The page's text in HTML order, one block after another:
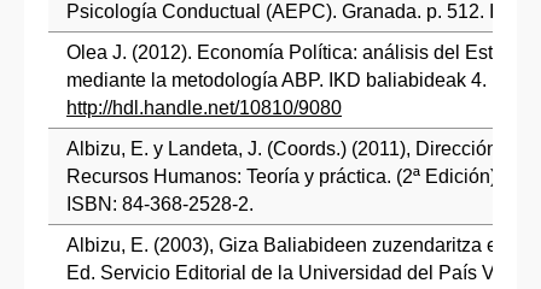
Psicología Conductual (AEPC). Granada. p. 512.
Olea J. (2012). Economía Política: análisis del Estado
mediante la metodología ABP. IKD baliabideak 4.
http://hdl.handle.net/10810/9080
Albizu, E. y Landeta, J. (Coords.) (2011), Dirección
Recursos Humanos: Teoría y práctica. (2ª Edición).
ISBN: 84-368-2528-2.
Albizu, E. (2003), Giza Baliabideen zuzendaritza
Ed. Servicio Editorial de la Universidad del País